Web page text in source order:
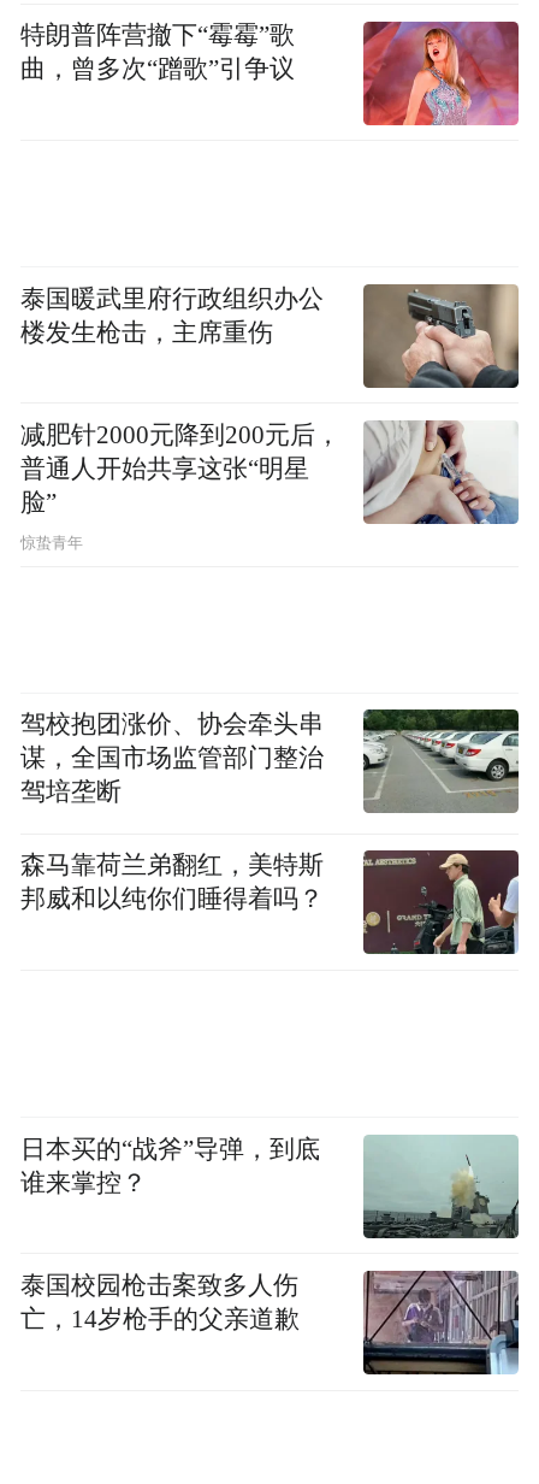
特朗普阵营撤下“霉霉”歌
曲，曾多次“蹭歌”引争议
泰国暖武里府行政组织办公
楼发生枪击，主席重伤
减肥针2000元降到200元后，
普通人开始共享这张“明星
脸”
惊蛰青年
驾校抱团涨价、协会牵头串
谋，全国市场监管部门整治
驾培垄断
森马靠荷兰弟翻红，美特斯
邦威和以纯你们睡得着吗？
日本买的“战斧”导弹，到底
谁来掌控？
泰国校园枪击案致多人伤
亡，14岁枪手的父亲道歉